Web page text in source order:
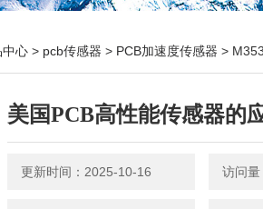
中心 > pcb传感器 > PCB加速度传感器 > M353b17/
美国PCB高性能传感器的
更新时间：2025-10-16 访问量